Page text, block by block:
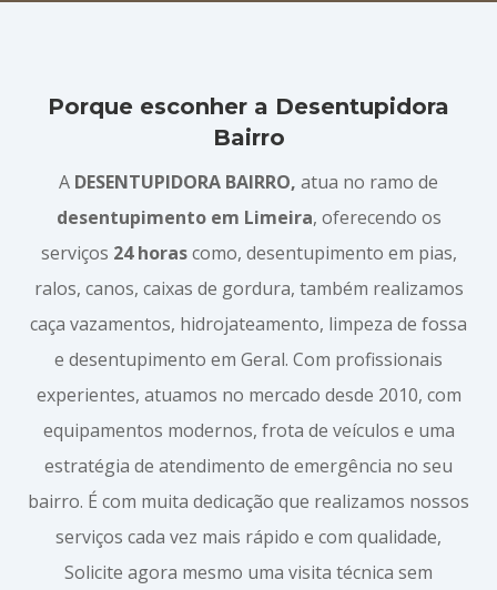
Porque esconher a Desentupidora
Bairro
A DESENTUPIDORA BAIRRO, atua no ramo de
desentupimento em Limeira, oferecendo os
serviços 24 horascomo, desentupimento em pias,
ralos, canos, caixas de gordura, também realizamos
caça vazamentos, hidrojateamento, limpeza de fossa
e desentupimento em Geral. Com profissionais
experientes, atuamos no mercado desde 2010, com
equipamentos modernos, frota de veículos e uma
estratégia de atendimento de emergência no seu
bairro. É com muita dedicação que realizamos nossos
serviços cada vez mais rápido e com qualidade,
Solicite agora mesmo uma visita técnica sem